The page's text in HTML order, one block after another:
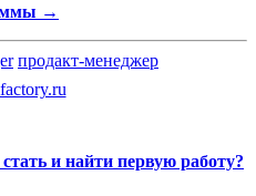
→
продакт-менеджер
и найти первую работу?